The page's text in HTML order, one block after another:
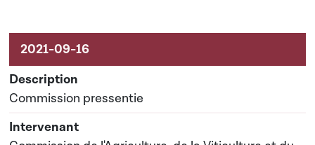
Commission pressentie